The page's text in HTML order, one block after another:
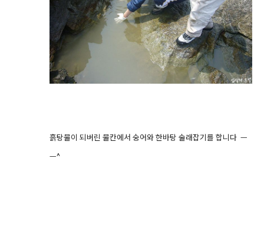
흙탕물이 되버린 물칸에서 숭어와 한바탕 술래잡기를 합니다 ㅡ
ㅡ^